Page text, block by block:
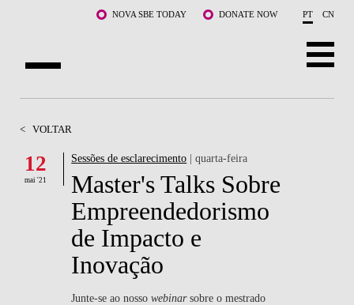
Saltar para o conteúdo principalNOVA SBE TODAY DONATE NOW PT CN
DOCENTES E INVESTIGAÇÃO
COMUNIDADE
< VOLTAR
12
mai '21
Sessões de esclarecimento | quarta-feira
Master's Talks Sobre
Empreendedorismo
de Impacto e
Inovação
Junte-se ao nossowebinarsobre o mestrado